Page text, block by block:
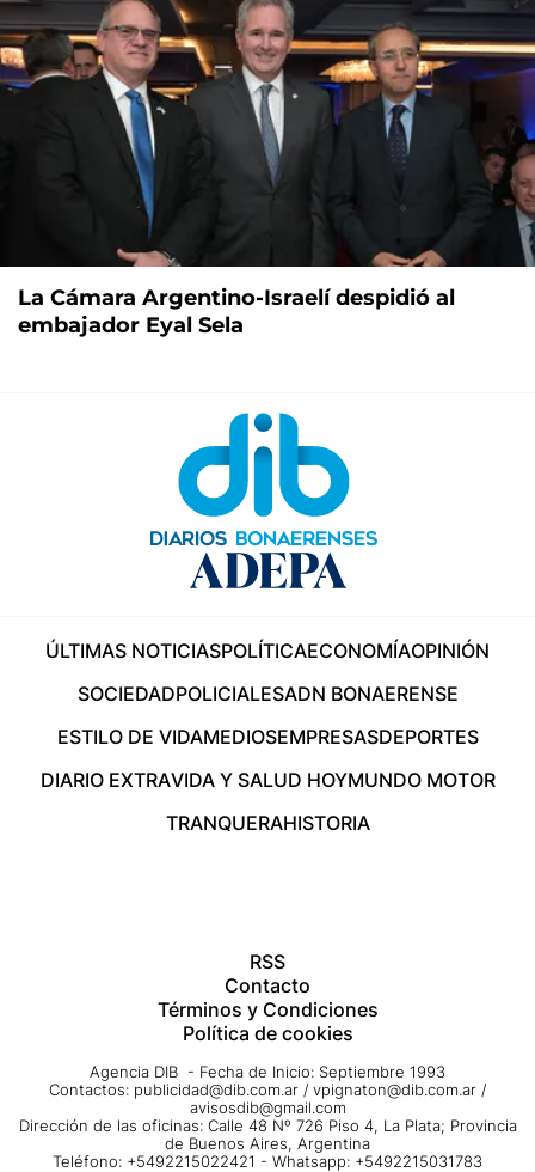
La Cámara Argentino-Israelí despidió al
embajador Eyal Sela
ÚLTIMAS NOTICIASPOLÍTICAECONOMÍAOPINIÓN
SOCIEDADPOLICIALESADN BONAERENSE
ESTILO DE VIDAMEDIOSEMPRESASDEPORTES
DIARIO EXTRAVIDA Y SALUD HOYMUNDO MOTOR
TRANQUERAHISTORIA
RSS
Contacto
Términos y Condiciones
Política de cookies
Agencia DIB - Fecha de Inicio: Septiembre 1993
Contactos: publicidad@dib.com.ar / vpignaton@dib.com.ar /
avisosdib@gmail.com
Dirección de las oficinas: Calle 48 Nº 726 Piso 4, La Plata; Provincia
de Buenos Aires, Argentina
Teléfono: +5492215022421 - Whatsapp: +5492215031783